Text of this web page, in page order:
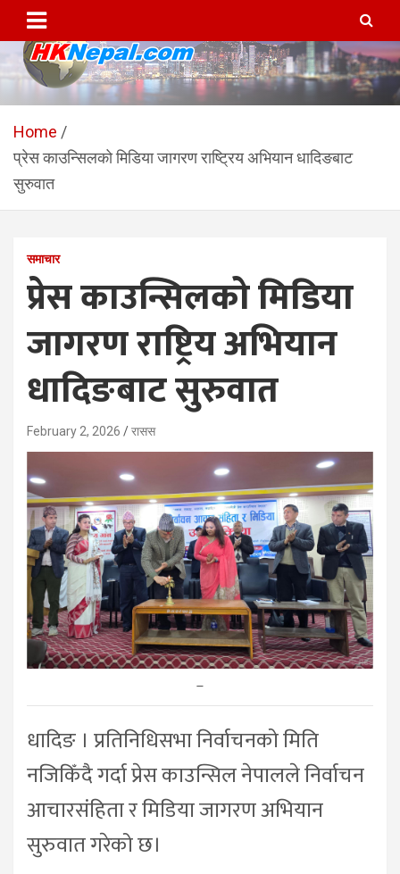
content
HKNepal.com – हङकङबाट
सञ्चालित पहिलो नेपाली अनलाईन
पत्रिका
hknepal, hknepal.com, hk nepal, hk nepal com
Home
प्रेस काउन्सिलको मिडिया जागरण राष्ट्रिय अभियान धादिङबाट
सुरुवात
समाचार
प्रेस काउन्सिलको मिडिया
जागरण राष्ट्रिय अभियान
धादिङबाट सुरुवात
February 2, 2026 रासस
–
धादिङ । प्रतिनिधिसभा निर्वाचनको मिति
नजिकिँदै गर्दा प्रेस काउन्सिल नेपालले निर्वाचन
आचारसंहिता र मिडिया जागरण अभियान
सुरुवात गरेको छ।